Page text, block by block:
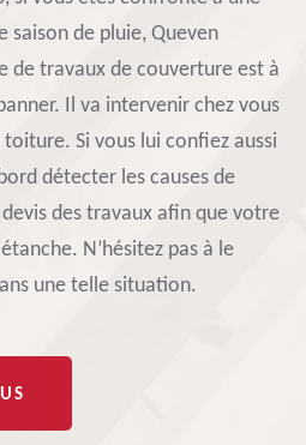
de pluie, Queven
de travaux de couverture est à
Il va intervenir chez vous
Si vous lui confiez aussi
détecter les causes de
des travaux afin que votre
N’hésitez pas à le
une telle situation.